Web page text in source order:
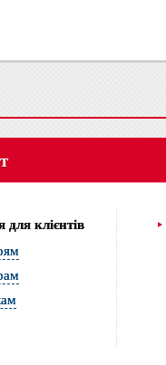
для клієнтів